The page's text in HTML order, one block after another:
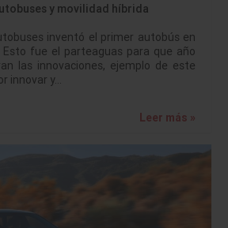
y movilidad híbrida
inventó el primer autobús en
Esto fue el parteaguas para que año
las innovaciones, ejemplo de este
innovar y…
Leer más »